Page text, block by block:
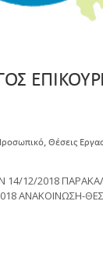
, Θέσεις
12/2018
ΑΝΑΚΟΙΝΩΣΗ-